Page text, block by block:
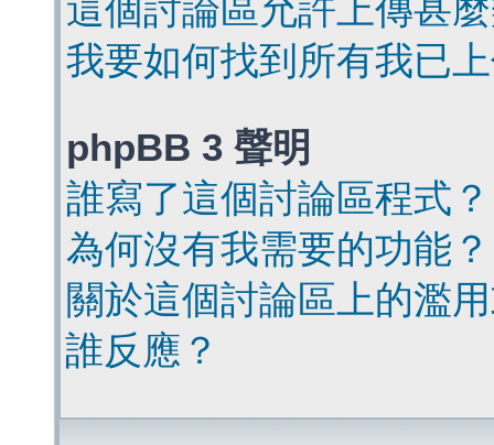
這個討論區允許上傳甚
我要如何找到所有我已
phpBB 3 聲明
誰寫了這個討論區程式？
為何沒有我需要的功能？
關於這個討論區上的濫
誰反應？